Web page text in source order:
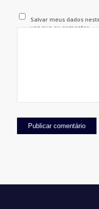
Salvar meus dados
vez que eu comentar.